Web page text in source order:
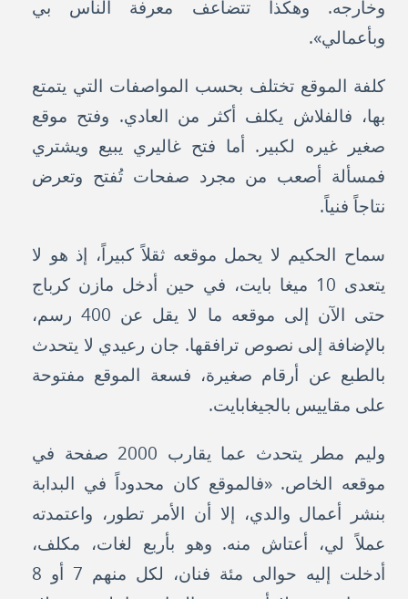
وخارجه. وهكذا تتضاعف معرفة الناس بي
وبأعمالي».
كلفة الموقع تختلف بحسب المواصفات التي يتمتع
بها، فالفلاش يكلف أكثر من العادي. وفتح موقع
صغير غيره لكبير. أما فتح غاليري يبيع ويشتري
فمسألة أصعب من مجرد صفحات تُفتح وتعرض
نتاجاً فنياً.
سماح الحكيم لا يحمل موقعه ثقلاً كبيراً، إذ هو لا
يتعدى 10 ميغا بايت، في حين أدخل مازن كرباج
حتى الآن إلى موقعه ما لا يقل عن 400 رسم،
بالإضافة إلى نصوص ترافقها. جان رعيدي لا يتحدث
بالطبع عن أرقام صغيرة، فسعة الموقع مفتوحة
على مقاييس بالجيغابايت.
وليم مطر يتحدث عما يقارب 2000 صفحة في
موقعه الخاص. «فالموقع كان محدوداً في البدابة
بنشر أعمال والدي، إلا أن الأمر تطور، واعتمدته
عملاً لي، أعتاش منه. وهو بأربع لغات، مكلف،
أدخلت إليه حوالى مئة فنان، لكل منهم 7 أو 8